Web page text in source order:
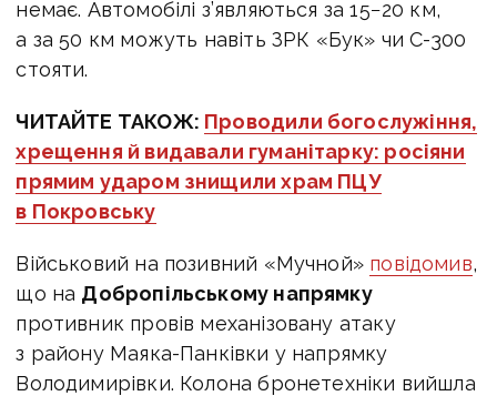
немає. Автомобілі з’являються за 15−20 км,
а за 50 км можуть навіть ЗРК «Бук» чи С-300
стояти.
ЧИТАЙТЕ ТАКОЖ: Проводили богослужіння,
хрещення й видавали гуманітарку: росіяни
прямим ударом знищили храм ПЦУ
в Покровську
Військовий на позивний «Мучной» повідомив,
що на Добропільському напрямку
противник провів механізовану атаку
з району Маяка-Панківки у напрямку
Володимирівки. Колона бронетехніки вийшла